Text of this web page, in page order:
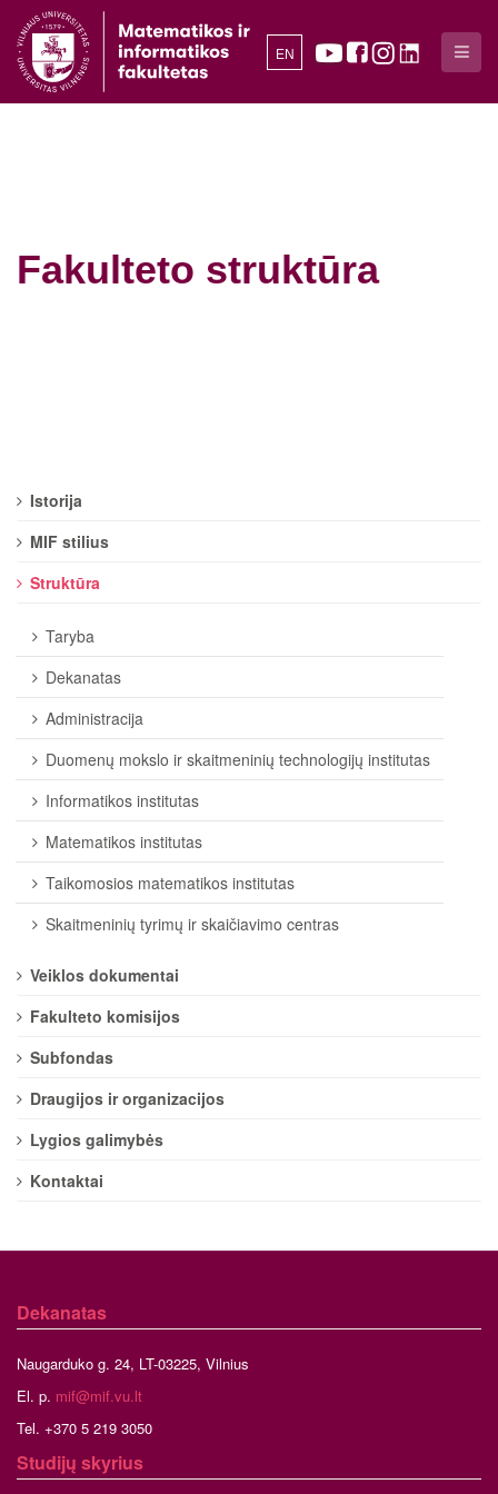
EN
Fakulteto struktūra
Istorija
MIF stilius
Struktūra
Taryba
Dekanatas
Administracija
Duomenų mokslo ir skaitmeninių technologijų institutas
Informatikos institutas
Matematikos institutas
Taikomosios matematikos institutas
Skaitmeninių tyrimų ir skaičiavimo centras
Veiklos dokumentai
Fakulteto komisijos
Subfondas
Draugijos ir organizacijos
Lygios galimybės
Kontaktai
Dekanatas
Naugarduko g. 24, LT-03225, Vilnius
El. p. mif@mif.vu.lt
Tel. +370 5 219 3050
Studijų skyrius